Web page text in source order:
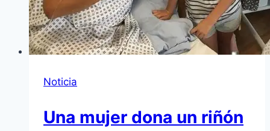
Noticia
Una mujer dona un riñón